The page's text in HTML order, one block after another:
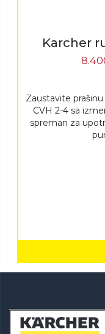
Karcher
Zaustavite
CVH 2-4 sa
spreman za